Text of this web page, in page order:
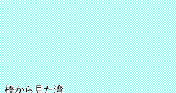
橋から見た湾